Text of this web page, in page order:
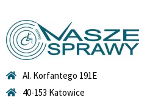
Al. Korfantego 191E
40-153 Katowice